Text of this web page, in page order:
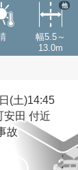
幅5.5～
13.0m
他
(土)14:45
安田 付近
故